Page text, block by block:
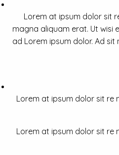
Lorem at ipsum dolor sit
magna aliquam erat. Ut wisi
ad Lorem ipsum dolor. Ad
Lorem at ipsum dolor sit re
Lorem at ipsum dolor sit re